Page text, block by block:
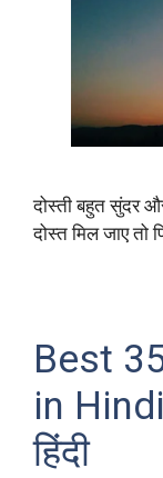
दोस्ती बहुत सुंदर
दोस्त मिल जाए तो
Best
in
हिंदी